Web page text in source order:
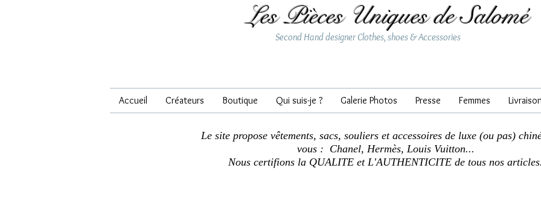
Les Pièces Uniques de Salomé
Second Hand designer Clothes, shoes & Accessories
Accueil Créateurs Boutique Qui suis-je ? Galerie Photos Presse Femmes
Le site propose vêtements, sacs, souliers et accessoires de luxe (ou pas)
vous : Chanel, Hermès, Louis Vuitton...
Nous certifions la QUALITE et L'AUTHENTICITE de tous nos articles.